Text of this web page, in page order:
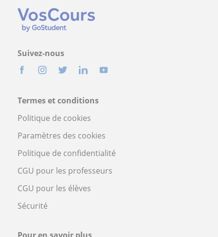
Suivez-nous
Termes et conditions
Politique de cookies
Paramètres des cookies
Politique de confidentialité
CGU pour les professeurs
CGU pour les élèves
Sécurité